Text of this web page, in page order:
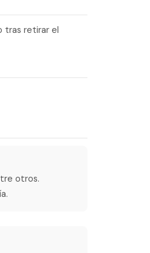
tras retirar el
otros.